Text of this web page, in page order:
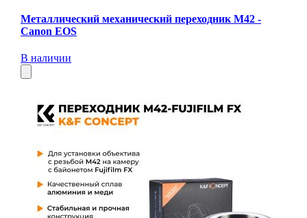
Металлический механический переходник M42 -
Canon EOS
В наличии